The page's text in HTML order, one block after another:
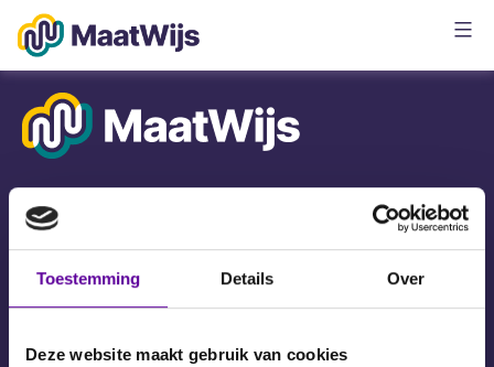
Toestemming Details Over
Deze website maakt gebruik van cookies
naar
de
inhoud
Maatwijs
Bij MaatWijs draait maatschappelijke huisvesting
om mensen. Niet om stenen. We brengen
gebruikers, beleidsmakers en professionals
bouwen samen aan sterke huisvestings-